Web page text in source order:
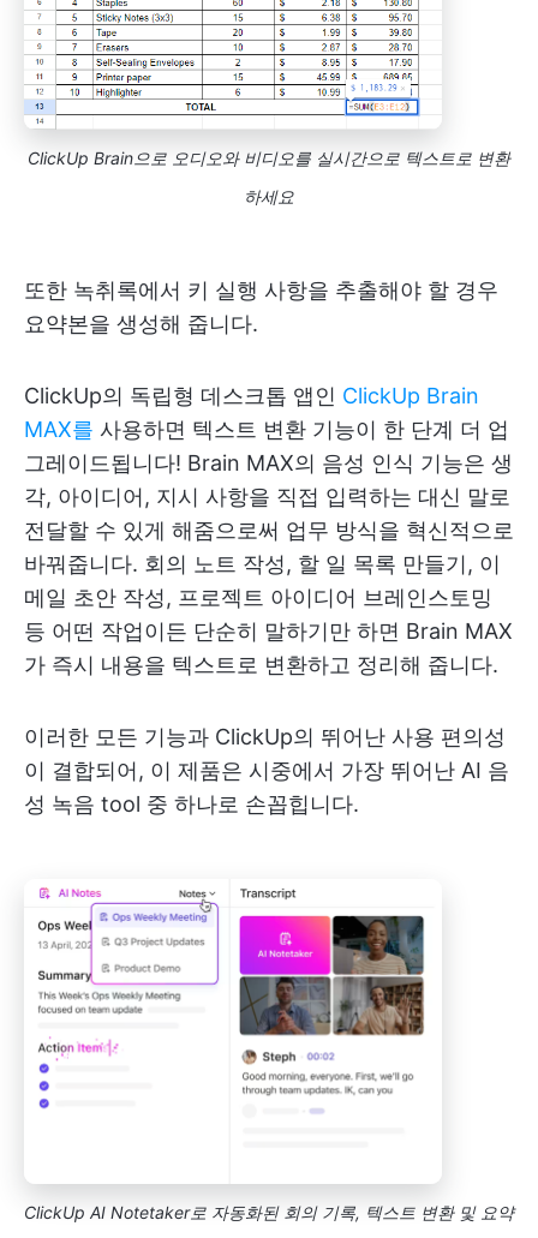
ClickUp Brain으로 오디오와 비디오를 실시간으로 텍스트로 변환
하세요
또한 녹취록에서 키 실행 사항을 추출해야 할 경우
요약본을 생성해 줍니다.
ClickUp의 독립형 데스크톱 앱인 ClickUp Brain
MAX를 사용하면 텍스트 변환 기능이 한 단계 더 업
그레이드됩니다! Brain MAX의 음성 인식 기능은 생
각, 아이디어, 지시 사항을 직접 입력하는 대신 말로
전달할 수 있게 해줌으로써 업무 방식을 혁신적으로
바꿔줍니다. 회의 노트 작성, 할 일 목록 만들기, 이
메일 초안 작성, 프로젝트 아이디어 브레인스토밍
등 어떤 작업이든 단순히 말하기만 하면 Brain MAX
가 즉시 내용을 텍스트로 변환하고 정리해 줍니다.
이러한 모든 기능과 ClickUp의 뛰어난 사용 편의성
이 결합되어, 이 제품은 시중에서 가장 뛰어난 AI 음
성 녹음 tool 중 하나로 손꼽힙니다.
ClickUp AI Notetaker로 자동화된 회의 기록, 텍스트 변환 및 요약